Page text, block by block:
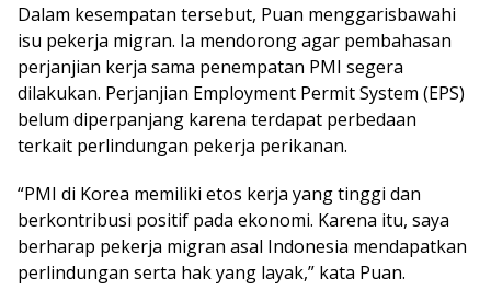
Dalam kesempatan tersebut, Puan menggarisbawahi
isu pekerja migran. Ia mendorong agar pembahasan
perjanjian kerja sama penempatan PMI segera
dilakukan. Perjanjian Employment Permit System (EPS)
belum diperpanjang karena terdapat perbedaan
terkait perlindungan pekerja perikanan.
“PMI di Korea memiliki etos kerja yang tinggi dan
berkontribusi positif pada ekonomi. Karena itu, saya
berharap pekerja migran asal Indonesia mendapatkan
perlindungan serta hak yang layak,” kata Puan.